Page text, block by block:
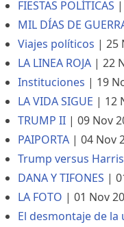
FIESTAS POLÍTICAS |
MIL DÍAS DE
Viajes políticos | 25
LA LINEA ROJA | 22
Instituciones | 19
LA VIDA SIGUE | 12
TRUMP II | 09 Nov
PAIPORTA | 04 Nov
Trump versus Harris
DANA Y TIFONES |
LA FOTO | 01 Nov
El desmontaje de